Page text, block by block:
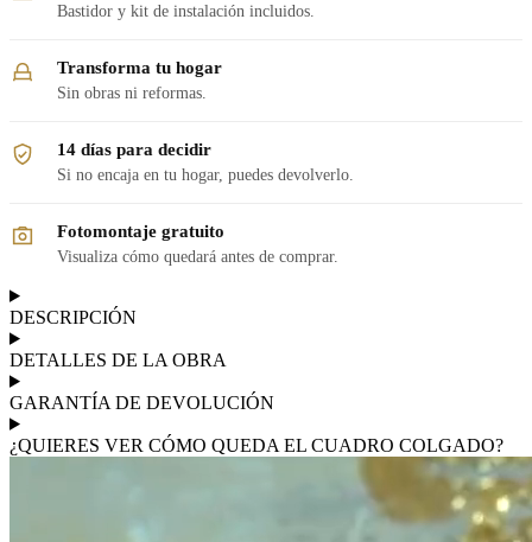
Bastidor y kit de instalación incluidos.
Transforma tu hogar
Sin obras ni reformas.
14 días para decidir
Si no encaja en tu hogar, puedes devolverlo.
Fotomontaje gratuito
Visualiza cómo quedará antes de comprar.
DESCRIPCIÓN
DETALLES DE LA OBRA
GARANTÍA DE DEVOLUCIÓN
¿QUIERES VER CÓMO QUEDA EL CUADRO COLGADO?